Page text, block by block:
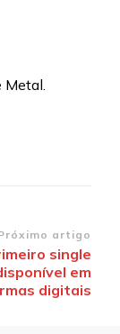
artigo
single
em
digitais